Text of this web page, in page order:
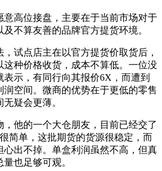
意高位接盘，主要在于当前市场对于
不算友善的品牌官方提货环境。
试点店主在以官方提货价取货后，
这种价格收货，成本不算低。一位没
示，有同行向其报价6X，而遭到
空间。微商的优势在于更低的零售
疑会更薄。
，他的一个大仓朋友，目前已经交了
简单，这批期货的货源很稳定，而
心出不掉。单盒利润虽然不高，但真
也足够可观。